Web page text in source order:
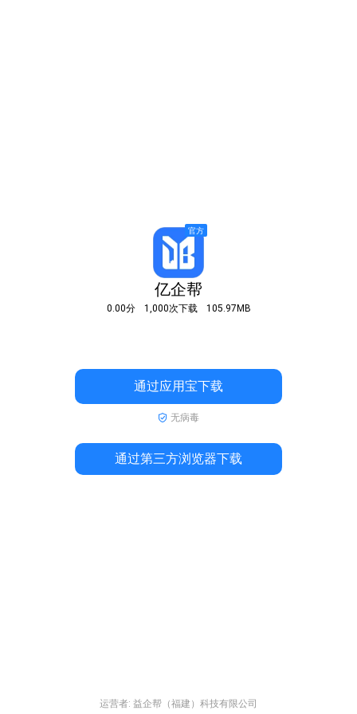
亿企帮
0.00分 1,000次下载 105.97MB
通过应用宝下载
无病毒
通过第三方浏览器下载
运营者: 益企帮（福建）科技有限公司